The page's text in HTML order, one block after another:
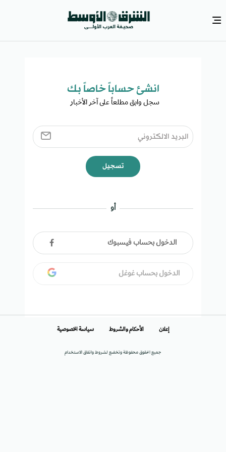
انشئ حساباً خاصاً بك​
سجل وابق مطلعاً على آخر الأخبار ​
تسجيل
أو
الدخول بحساب فيسبوك
الدخول بحساب غوغل
جميع الحقوق محفوظة وتخضع لشروط واتفاق الاستخدام
إعلان الأحكام والشروط سياسة الخصوصية